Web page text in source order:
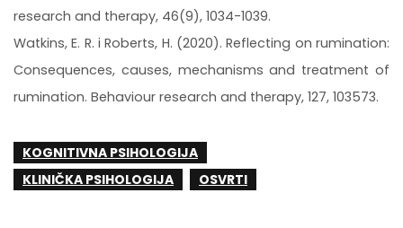
research and therapy, 46(9), 1034-1039.
Watkins, E. R. i Roberts, H. (2020). Reflecting on rumination:
Consequences, causes, mechanisms and treatment of
rumination. Behaviour research and therapy, 127, 103573.
KOGNITIVNA PSIHOLOGIJA
KLINIČKA PSIHOLOGIJA
OSVRTI